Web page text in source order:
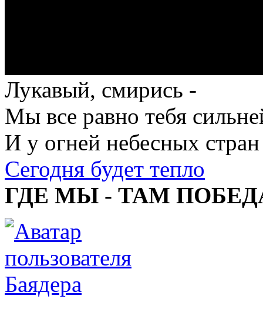
Лукавый, смирись -
Мы все равно тебя
И у огней небесных стран
Сегодня будет тепло
ГДЕ МЫ - ТАМ
Баядера